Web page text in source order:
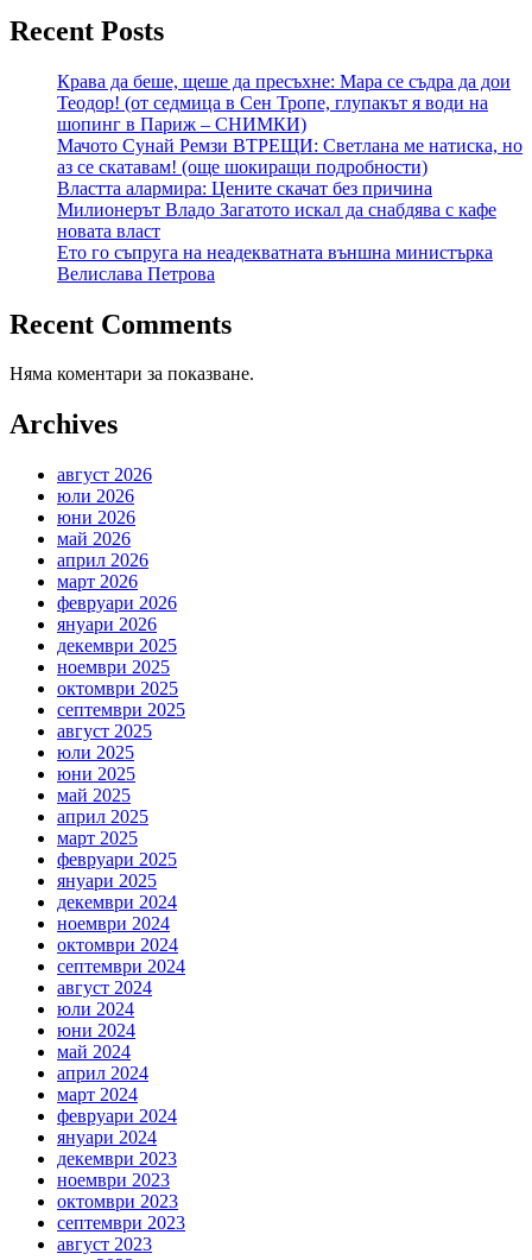
Recent Posts
Крава да беше, щеше да пресъхне: Мара се съдра да дои
Теодор! (от седмица в Сен Тропе, глупакът я води на
шопинг в Париж – СНИМКИ)
Мачото Сунай Ремзи ВТРЕЩИ: Светлана ме натиска, но
аз се скатавам! (още шокиращи подробности)
Властта алармира: Цените скачат без причина
Милионерът Владо Загатото искал да снабдява с кафе
новата власт
Ето го съпруга на неадекватната външна министърка
Велислава Петрова
Recent Comments
Няма коментари за показване.
Archives
август 2026
юли 2026
юни 2026
май 2026
април 2026
март 2026
февруари 2026
януари 2026
декември 2025
ноември 2025
октомври 2025
септември 2025
август 2025
юли 2025
юни 2025
май 2025
април 2025
март 2025
февруари 2025
януари 2025
декември 2024
ноември 2024
октомври 2024
септември 2024
август 2024
юли 2024
юни 2024
май 2024
април 2024
март 2024
февруари 2024
януари 2024
декември 2023
ноември 2023
октомври 2023
септември 2023
август 2023